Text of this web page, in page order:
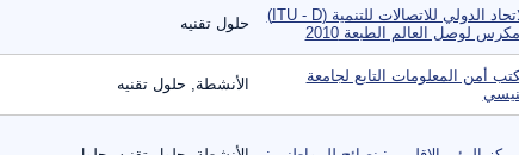
الاتحاد الدولي للاتصالات للتنمية (ITU - D)
لوصل العالم الطبعة 2010
حلول تقنيه
أمن المعلومات التابع لجامعة
الأنشطة, حلول تقنيه